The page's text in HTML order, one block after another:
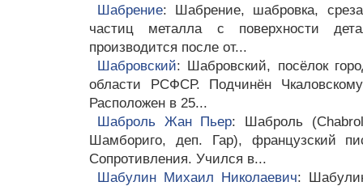
Шабрение: Шабрение, шабровка,
частиц металла с поверхности
производится после от...
Шабровский: Шабровский, посёлок
области РСФСР. Подчинён
Расположен в 25...
Шаброль Жан Пьер: Шаброль
Шамбориго, деп. Гар), французский
Сопротивления. Учился в...
Шабулин Михаил Николаевич: